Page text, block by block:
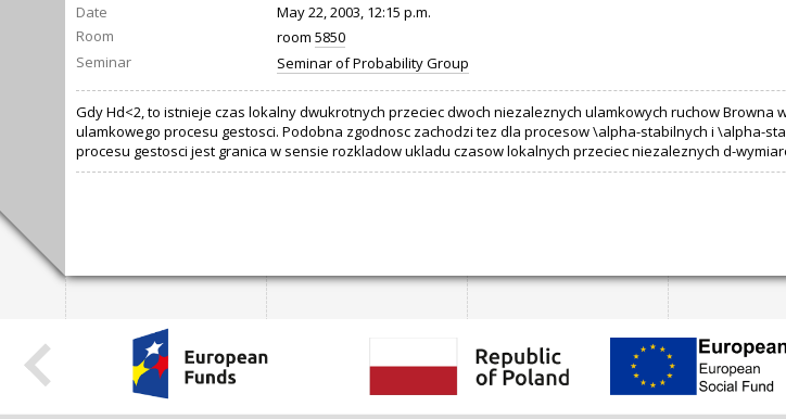
Date
May 22, 2003, 12:15 p.m.
Room
room 5850
Seminar
Seminar of Probability Group
Gdy Hd<2, to istnieje czas lokalny dwukrotnych przeciec dwoch niezaleznych ulamkowych ruchow
ulamkowego procesu gestosci. Podobna zgodnosc zachodzi tez dla procesow \alpha-stabilnych i \alpha-
procesu gestosci jest granica w sensie rozkladow ukladu czasow lokalnych przeciec niezaleznych d-